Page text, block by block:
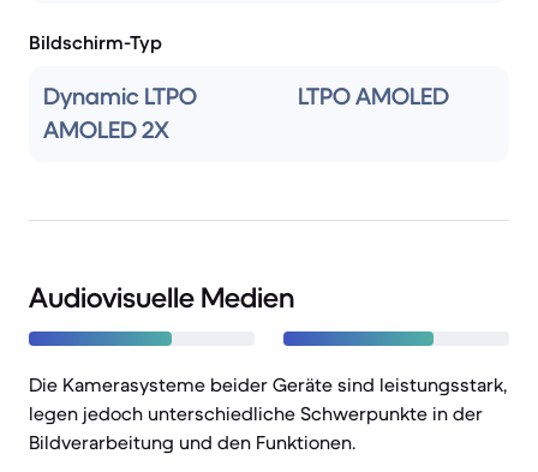
Bildschirm-Typ
Dynamic LTPO
AMOLED 2X
LTPO AMOLED
Audiovisuelle Medien
Die Kamerasysteme beider Geräte sind leistungsstark,
legen jedoch unterschiedliche Schwerpunkte in der
Bildverarbeitung und den Funktionen.